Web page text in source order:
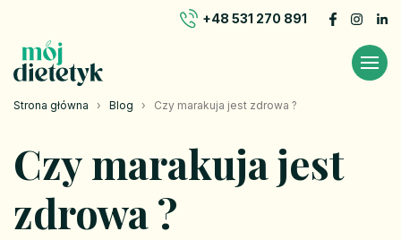
+48 531 270 891
Strona główna › Blog › Czy marakuja jest zdrowa ?
Czy marakuja jest
zdrowa ?